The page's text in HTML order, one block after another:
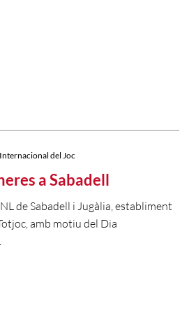
del Joc
a Sabadell
de Sabadell i Jugàlia, establiment
amb motiu del Dia